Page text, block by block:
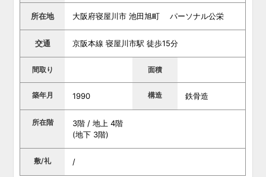
所在地 大阪府寝屋川市 池田旭町 パーソナル公栄
交通 京阪本線 寝屋川市駅 徒歩15分
間取り 面積
築年月 1990 構造 鉄骨造
所在階
3階 / 地上 4階
(地下 3階)
敷/礼 /